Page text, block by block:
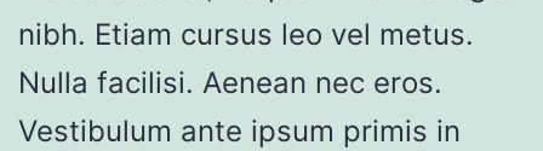
nibh. Etiam cursus leo vel metus.
Nulla facilisi. Aenean nec eros.
Vestibulum ante ipsum primis in